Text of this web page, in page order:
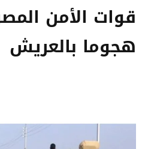
قوات الأمن
هجوما بالعريش